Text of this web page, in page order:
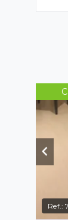
Ref.: